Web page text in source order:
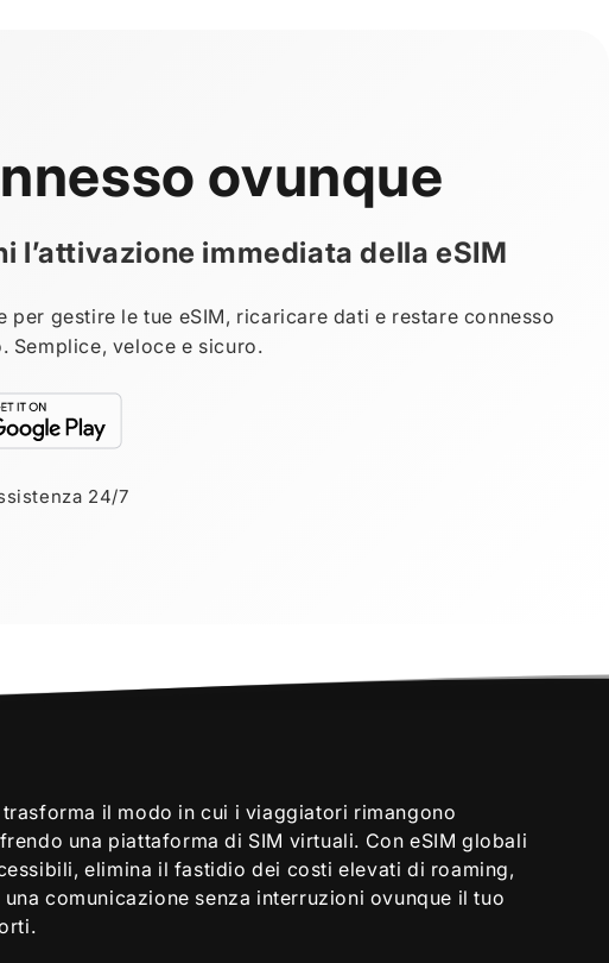
ovunque
l’attivazione immediata della eSIM
per gestire le tue eSIM, ricaricare dati e restare connesso
Semplice, veloce e sicuro.
24/7
trasforma il modo in cui i viaggiatori rimangono
una piattaforma di SIM virtuali. Con eSIM globali
elimina il fastidio dei costi elevati di roaming,
comunicazione senza interruzioni ovunque il tuo